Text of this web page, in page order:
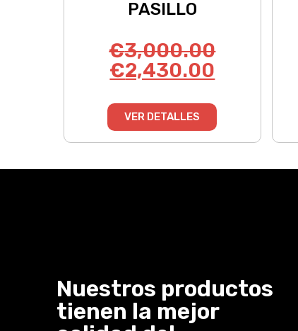
PASILLO
€3,000.00
€2,430.00
VER DETALLES
Nuestros productos
tienen la mejor